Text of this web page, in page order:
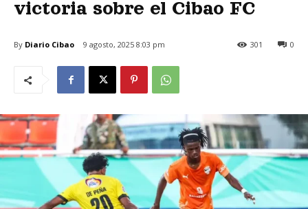
victoria sobre el Cibao FC
By Diario Cibao 9 agosto, 2025 8:03 pm 0
301